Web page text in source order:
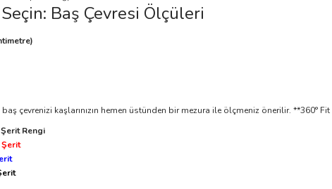
Baş Çevresi Ölçüleri
baş çevrenizi kaşlarınızın hemen üstünden bir mezura ile ölçmeniz önerilir. **360°
Şerit Rengi
Şerit